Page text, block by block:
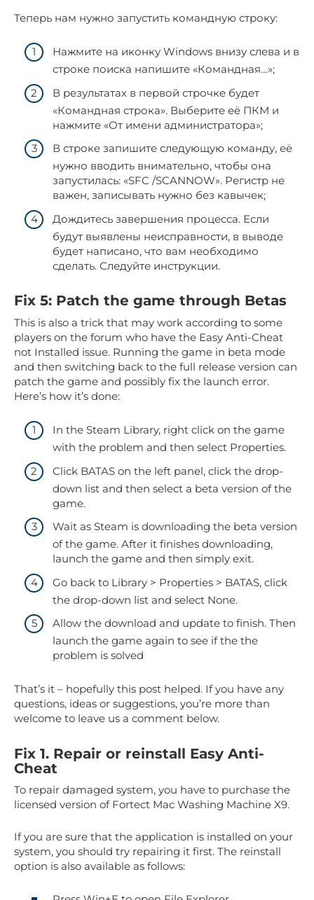
Теперь нам нужно запустить командную строку:
Нажмите на иконку Windows внизу слева и в
строке поиска напишите «Командная…»;
В результатах в первой строчке будет
«Командная строка». Выберите её ПКМ и
нажмите «От имени администратора»;
В строке запишите следующую команду, её
нужно вводить внимательно, чтобы она
запустилась: «SFC /SCANNOW». Регистр не
важен, записывать нужно без кавычек;
Дождитесь завершения процесса. Если
будут выявлены неисправности, в выводе
будет написано, что вам необходимо
сделать. Следуйте инструкции.
Fix 5: Patch the game through Betas
This is also a trick that may work according to some
players on the forum who have the Easy Anti-Cheat
not Installed issue. Running the game in beta mode
and then switching back to the full release version can
patch the game and possibly fix the launch error.
Here’s how it’s done:
In the Steam Library, right click on the game
with the problem and then select Properties.
Click BATAS on the left panel, click the drop-
down list and then select a beta version of the
game.
Wait as Steam is downloading the beta version
of the game. After it finishes downloading,
launch the game and then simply exit.
Go back to Library > Properties > BATAS, click
the drop-down list and select None.
Allow the download and update to finish. Then
launch the game again to see if the the
problem is solved
That’s it – hopefully this post helped. If you have any
questions, ideas or suggestions, you’re more than
welcome to leave us a comment below.
Fix 1. Repair or reinstall Easy Anti-
Cheat
To repair damaged system, you have to purchase the
licensed version of Fortect Mac Washing Machine X9.
If you are sure that the application is installed on your
system, you should try repairing it first. The reinstall
option is also available as follows: